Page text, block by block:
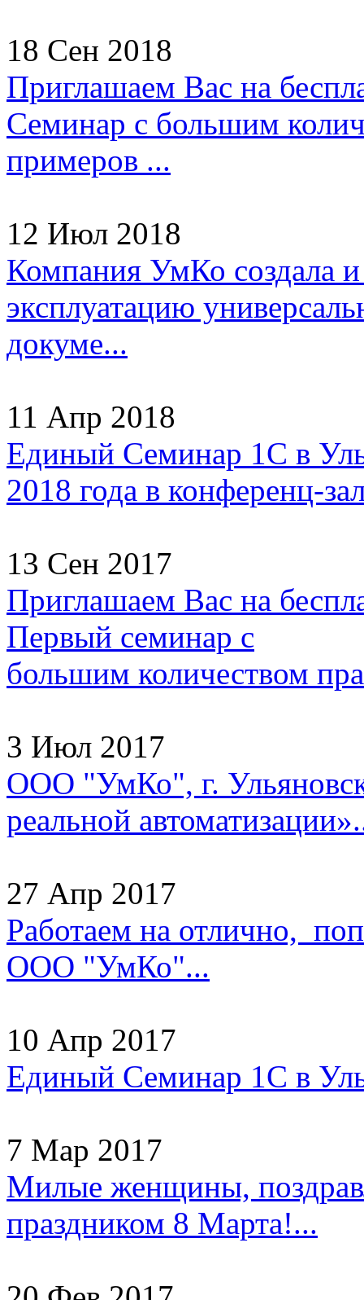
18 Сен 2018
Приглашаем Вас на
Семинар с большим
примеров ...
12 Июл 2018
Компания УмКо создала
эксплуатацию
докуме...
11 Апр 2018
Единый Семинар 1С в
2018 года в конференц-
13 Сен 2017
Приглашаем Вас на
Первый семинар с
большим количеством
3 Июл 2017
ООО "УмКо", г.
реальной
27 Апр 2017
Работаем на отлично,
ООО "УмКо"...
10 Апр 2017
Единый Семинар 1С в
7 Мар 2017
Милые женщины,
праздником 8 Марта!...